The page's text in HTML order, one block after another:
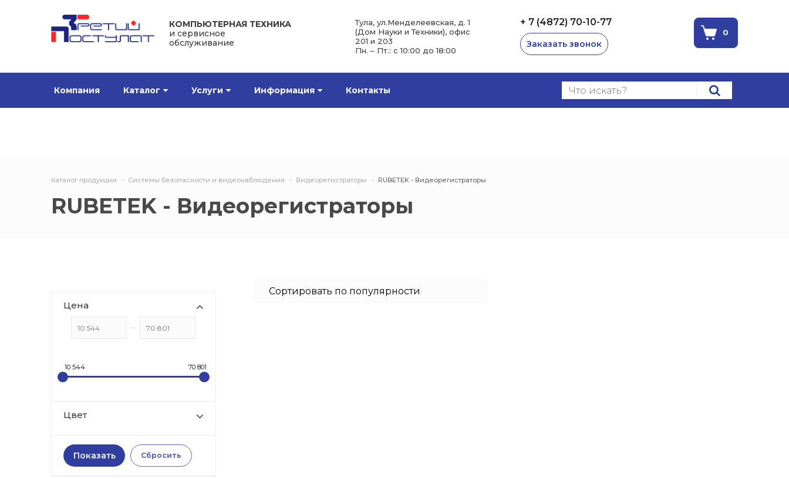
КОМПЬЮТЕРНАЯ ТЕХНИКА
и сервисное
обслуживание
Тула, ул.Менделеевская, д. 1
(Дом Науки и Техники), офис
201 и 203
Пн. – Пт.: с 10:00 до 18:00
+ 7 (4872) 70-10-77
Заказать звонок
0
Компания Каталог Услуги Информация Контакты
Каталог продукции Системы безопасности и видеонаблюдения Видеорегистраторы RUBETEK - Видеорегистраторы
RUBETEK - Видеорегистраторы
Цена
10 544 70 801
Цвет